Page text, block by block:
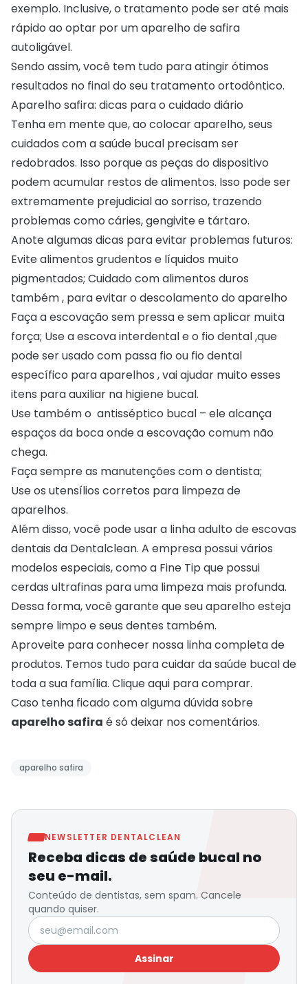
exemplo. Inclusive, o tratamento pode ser até mais
rápido ao optar por um aparelho de safira
autoligável.
Sendo assim, você tem tudo para atingir ótimos
resultados no final do seu tratamento ortodôntico.
Aparelho safira: dicas para o cuidado diário
Tenha em mente que, ao colocar aparelho, seus
cuidados com a saúde bucal precisam ser
redobrados. Isso porque as peças do dispositivo
podem acumular restos de alimentos. Isso pode ser
extremamente prejudicial ao sorriso, trazendo
problemas como cáries, gengivite e tártaro.
Anote algumas dicas para evitar problemas futuros:
Evite alimentos grudentos e líquidos muito
pigmentados; Cuidado com alimentos duros
também , para evitar o descolamento do aparelho
Faça a escovação sem pressa e sem aplicar muita
força; Use a escova interdental e o fio dental ,que
pode ser usado com passa fio ou fio dental
específico para aparelhos , vai ajudar muito esses
itens para auxiliar na higiene bucal.
Use também o antisséptico bucal – ele alcança
espaços da boca onde a escovação comum não
chega.
Faça sempre as manutenções com o dentista;
Use os utensílios corretos para limpeza de
aparelhos.
Além disso, você pode usar a linha adulto deescovas
dentais da Dentalclean. A empresa possui vários
modelos especiais, como a Fine Tip que possui
cerdas ultrafinas para uma limpeza mais profunda.
Dessa forma, você garante que seu aparelho esteja
sempre limpo e seus dentes também.
Aproveite para conhecer nossa linha completa de
produtos. Temos tudo para cuidar da saúde bucal de
toda a sua família. Clique aqui para comprar.
Caso tenha ficado com alguma dúvida sobre
aparelho safira é só deixar nos comentários.
aparelho safira
NEWSLETTER DENTALCLEAN
Receba dicas de saúde bucal no
seu e-mail.
Conteúdo de dentistas, sem spam. Cancele
quando quiser.
Seu e-mail
Assinar